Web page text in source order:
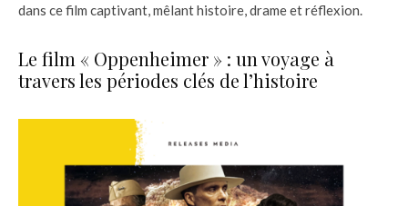
dans ce film captivant, mêlant histoire, drame et réflexion.
Le film « Oppenheimer » : un voyage à
travers les périodes clés de l’histoire